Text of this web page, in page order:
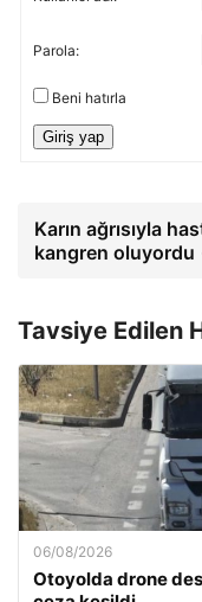
Parola:
Beni hatırla
Giriş yap
Karın ağrısıyla
kangren
Tavsiye Edilen
06/08/2026
Otoyolda drone